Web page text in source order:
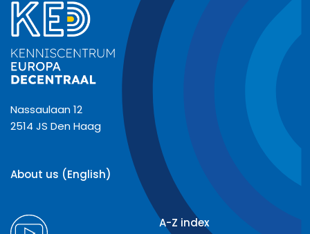
Nassaulaan 12
2514 JS Den Haag
About us (English)
A-Z index